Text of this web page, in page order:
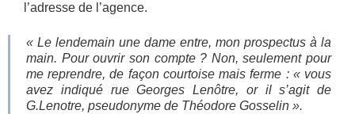
l’adresse de l’agence.
« Le lendemain une dame entre, mon prospectus à la
main. Pour ouvrir son compte ? Non, seulement pour
me reprendre, de façon courtoise mais ferme : « vous
avez indiqué rueGeorges Lenôtre, or il s’agit de
G.Lenotre, pseudonyme de Théodore Gosselin ».